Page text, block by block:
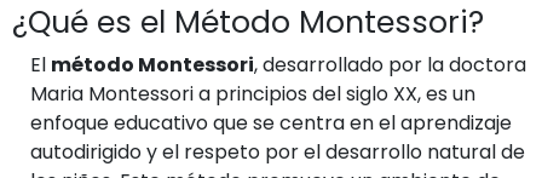
¿Qué es el Método Montessori?
El método Montessori, desarrollado por la doctora
Maria Montessori a principios del siglo XX, es un
enfoque educativo que se centra en el aprendizaje
autodirigido y el respeto por el desarrollo natural de